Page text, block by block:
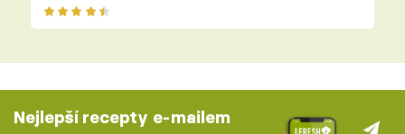
Nejlepší recepty e-mailem